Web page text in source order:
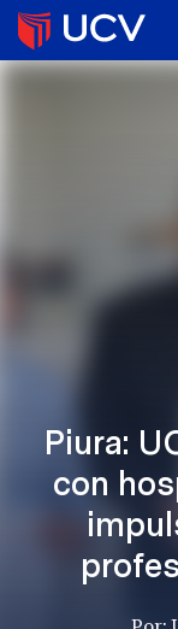
Piura:
con